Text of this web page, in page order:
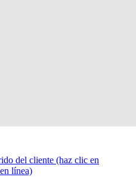
del cliente (haz clic en
línea)